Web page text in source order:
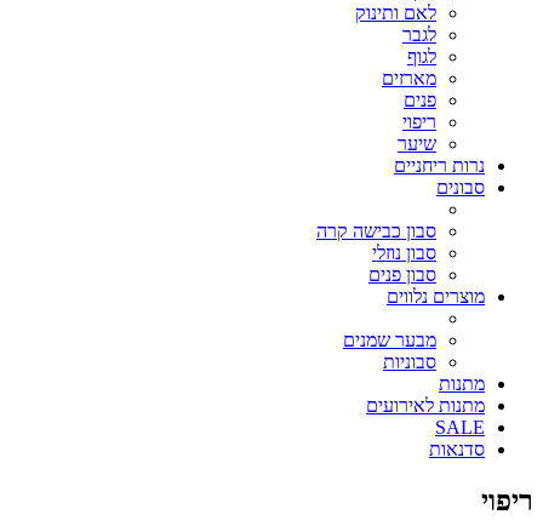
לאם ותינוק
לגבר
לגוף
מארזים
פנים
ריפוי
שיער
נרות ריחניים
סבונים
סבון כבישה קרה
סבון נוזלי
סבון פנים
מוצרים נלווים
מבער שמנים
סבוניות
מתנות
מתנות לאירועים
SALE
סדנאות
ריפוי